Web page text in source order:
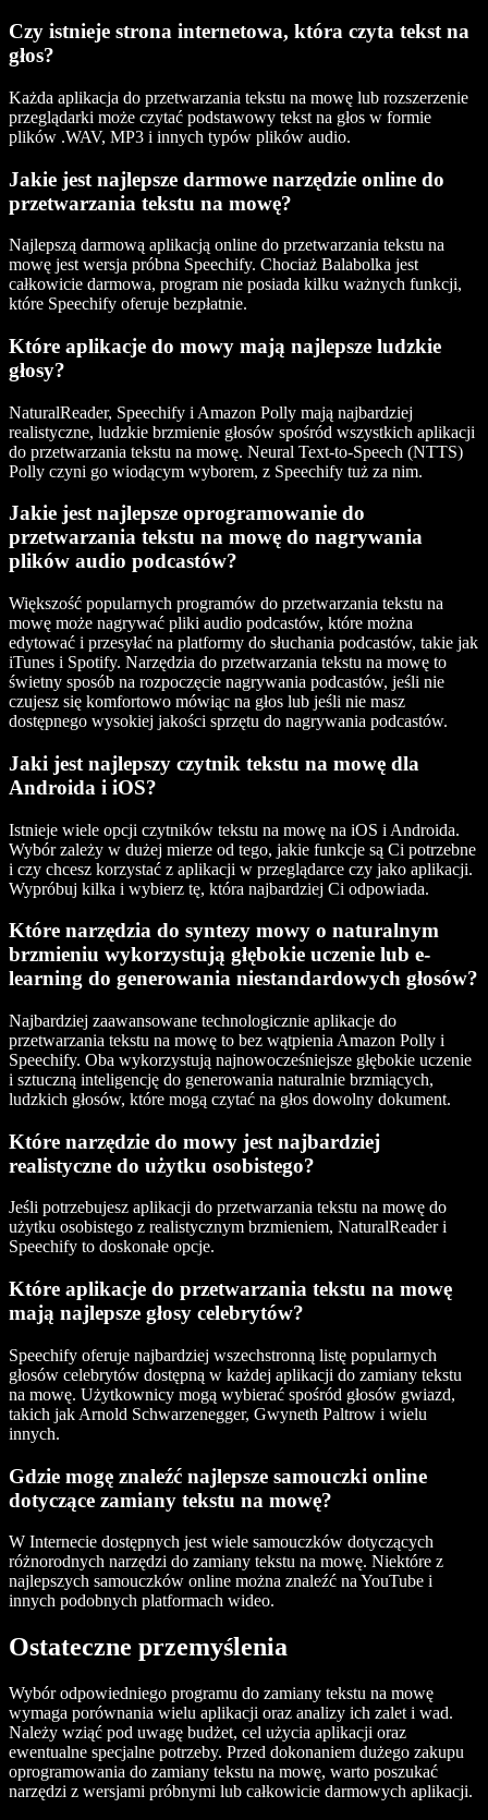
Czy istnieje strona internetowa, która czyta tekst na
głos?
Każda aplikacja do przetwarzania tekstu na mowę lub rozszerzenie
przeglądarki może czytać podstawowy tekst na głos w formie
plików .WAV, MP3 i innych typów plików audio.
Jakie jest najlepsze darmowe narzędzie online do
przetwarzania tekstu na mowę?
Najlepszą darmową aplikacją online do przetwarzania tekstu na
mowę jest wersja próbna Speechify. Chociaż Balabolka jest
całkowicie darmowa, program nie posiada kilku ważnych funkcji,
które Speechify oferuje bezpłatnie.
Które aplikacje do mowy mają najlepsze ludzkie
głosy?
NaturalReader, Speechify i Amazon Polly mają najbardziej
realistyczne, ludzkie brzmienie głosów spośród wszystkich aplikacji
do przetwarzania tekstu na mowę. Neural Text-to-Speech (NTTS)
Polly czyni go wiodącym wyborem, z Speechify tuż za nim.
Jakie jest najlepsze oprogramowanie do
przetwarzania tekstu na mowę do nagrywania
plików audio podcastów?
Większość popularnych programów do przetwarzania tekstu na
mowę może nagrywać pliki audio podcastów, które można
edytować i przesyłać na platformy do słuchania podcastów, takie jak
iTunes i Spotify. Narzędzia do przetwarzania tekstu na mowę to
świetny sposób na rozpoczęcie nagrywania podcastów, jeśli nie
czujesz się komfortowo mówiąc na głos lub jeśli nie masz
dostępnego wysokiej jakości sprzętu do nagrywania podcastów.
Jaki jest najlepszy czytnik tekstu na mowę dla
Androida i iOS?
Istnieje wiele opcji czytników tekstu na mowę na iOS i Androida.
Wybór zależy w dużej mierze od tego, jakie funkcje są Ci potrzebne
i czy chcesz korzystać z aplikacji w przeglądarce czy jako aplikacji.
Wypróbuj kilka i wybierz tę, która najbardziej Ci odpowiada.
Które narzędzia do syntezy mowy o naturalnym
brzmieniu wykorzystują głębokie uczenie lub e-
learning do generowania niestandardowych głosów?
Najbardziej zaawansowane technologicznie aplikacje do
przetwarzania tekstu na mowę to bez wątpienia Amazon Polly i
Speechify. Oba wykorzystują najnowocześniejsze głębokie uczenie
i sztuczną inteligencję do generowania naturalnie brzmiących,
ludzkich głosów, które mogą czytać na głos dowolny dokument.
Które narzędzie do mowy jest najbardziej
realistyczne do użytku osobistego?
Jeśli potrzebujesz aplikacji do przetwarzania tekstu na mowę do
użytku osobistego z realistycznym brzmieniem, NaturalReader i
Speechify to doskonałe opcje.
Które aplikacje do przetwarzania tekstu na mowę
mają najlepsze głosy celebrytów?
Speechify oferuje najbardziej wszechstronną listę popularnych
głosów celebrytów dostępną w każdej aplikacji do zamiany tekstu
na mowę. Użytkownicy mogą wybierać spośród głosów gwiazd,
takich jak Arnold Schwarzenegger, Gwyneth Paltrow i wielu
innych.
Gdzie mogę znaleźć najlepsze samouczki online
dotyczące zamiany tekstu na mowę?
W Internecie dostępnych jest wiele samouczków dotyczących
różnorodnych narzędzi do zamiany tekstu na mowę. Niektóre z
najlepszych samouczków online można znaleźć na YouTube i
innych podobnych platformach wideo.
Ostateczne przemyślenia
Wybór odpowiedniego programu do zamiany tekstu na mowę
wymaga porównania wielu aplikacji oraz analizy ich zalet i wad.
Należy wziąć pod uwagę budżet, cel użycia aplikacji oraz
ewentualne specjalne potrzeby. Przed dokonaniem dużego zakupu
oprogramowania do zamiany tekstu na mowę, warto poszukać
narzędzi z wersjami próbnymi lub całkowicie darmowych aplikacji.